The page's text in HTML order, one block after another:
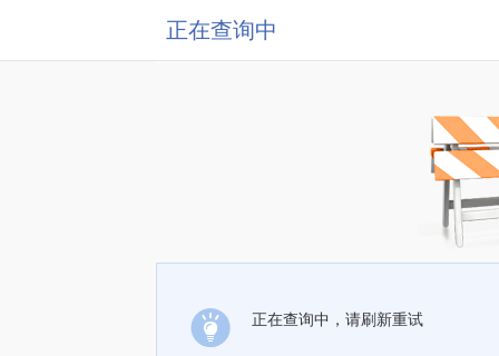
正在查询中
正在查询中，请刷新重试